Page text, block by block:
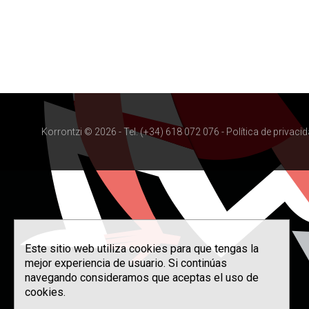
Korrontzi © 2026 - Tel. (+34) 618 072 076 - Política de
Este sitio web utiliza cookies para que tengas la
mejor experiencia de usuario. Si continúas
navegando consideramos que aceptas el uso de
cookies.